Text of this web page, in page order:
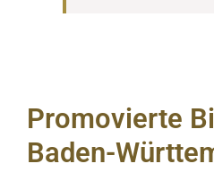
Promovierte
Baden-